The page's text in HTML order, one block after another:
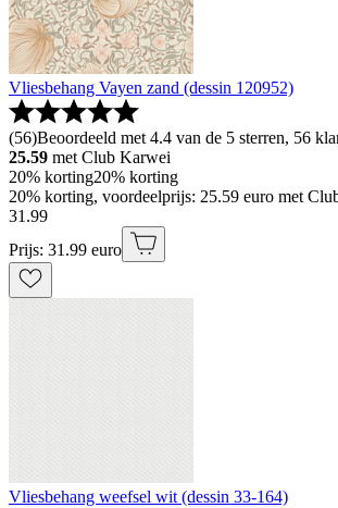
Vliesbehang Vayen zand (dessin 120952)
(56)Beoordeeld met 4.4 van de 5 sterren, 56
25.59 met Club Karwei
20% korting20% korting
20% korting, voordeelprijs: 25.59 euro met
31 .99
Prijs: 31.99 euro
Vliesbehang weefsel wit (dessin 33-164)